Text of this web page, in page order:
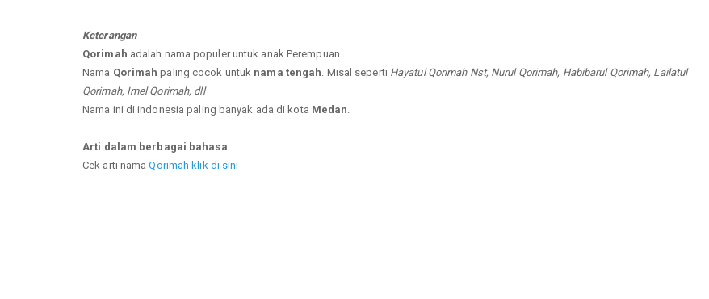
Keterangan
Qorimah adalah nama populer untuk anak Perempuan.
Nama Qorimah paling cocok untuk nama tengah . Misal seperti Hayatul Qorimah Nst, Nurul Qorimah, Habibarul Qorimah, Lailatul
Qorimah, Imel Qorimah, dll
Nama ini di indonesia paling banyak ada di kota Medan
Arti dalam berbagai bahasa
Cek arti namaQorimah klik di sini